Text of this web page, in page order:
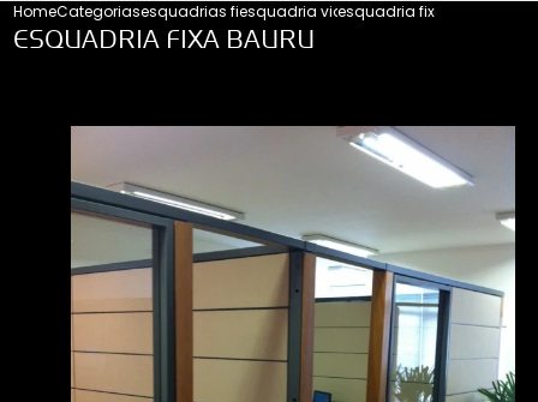
HomeCategoriasesquadrias fixasesquadria vidro fixoesquadria fixa bauru
ESQUADRIA FIXA BAURU